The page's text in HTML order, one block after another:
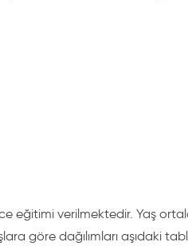
sizlere avantaj sağlar.
içinİngiltere'de Lisans Eğitimi
eğitimi verilmektedir. Yaş
göre dağılımları aşıdaki